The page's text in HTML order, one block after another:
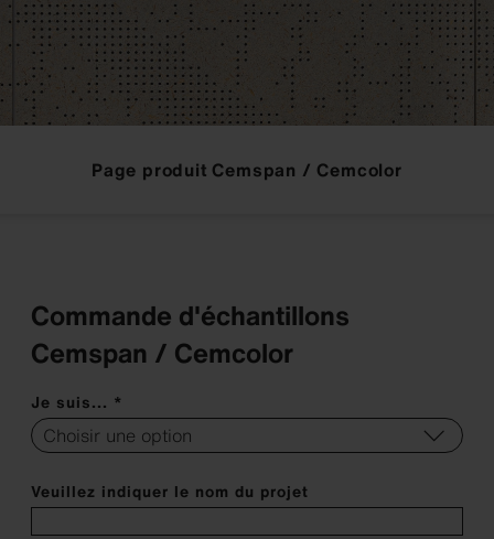
Page produit Cemspan / Cemcolor
Commande d'échantillons
Cemspan / Cemcolor
Je suis... *
Veuillez indiquer le nom du projet